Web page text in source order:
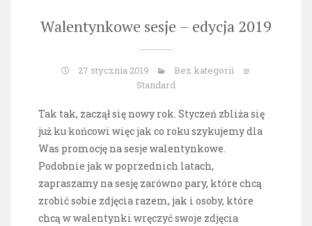
Walentynkowe sesje – edycja 2019
27 stycznia 2019
Bez kategorii
Standard
Tak tak, zaczął się nowy rok. Styczeń zbliża się
już ku końcowi więc jak co roku szykujemy dla
Was promocję na sesje walentynkowe.
Podobnie jak w poprzednich latach,
zapraszamy na sesję zarówno pary, które chcą
zrobić sobie zdjęcia razem, jak i osoby, które
chcą w walentynki wręczyć swoje zdjęcia